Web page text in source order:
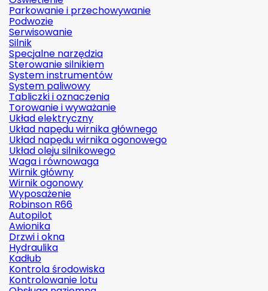
Parkowanie i przechowywanie
Podwozie
Serwisowanie
Silnik
Specjalne narzędzia
Sterowanie silnikiem
System instrumentów
System paliwowy
Tabliczki i oznaczenia
Torowanie i wyważanie
Układ elektryczny
Układ napędu wirnika głównego
Układ napędu wirnika ogonowego
Układ oleju silnikowego
Waga i równowaga
Wirnik główny
Wirnik ogonowy
Wyposażenie
Robinson R66
Autopilot
Awionika
Drzwi i okna
Hydraulika
Kadłub
Kontrola środowiska
Kontrolowanie lotu